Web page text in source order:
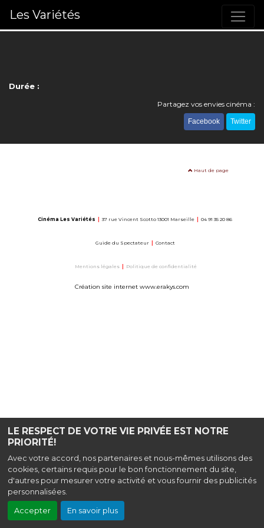
LE RESPECT DE VOTRE VIE PRIVÉE EST NOTRE
PRIORITÉ!
Avec votre accord, nos partenaires et nous-mêmes utilisons des
cookies, certains requis pour le bon fonctionnement du site,
d'autres pour mesurer votre activité et vous fournir des publicités
personnalisées.
Accepter En savoir plus
Les Variétés
Durée :
Partagez vos envies cinéma :
Facebook Twitter
Haut de page
Cinéma Les Variétés 37 rue Vincent Scotto 13001 Marseille 04 91 35 20 86
Guide du Spectateur Contact
Mentions légales Politique de confidentialité
Création site internet www.erakys.com